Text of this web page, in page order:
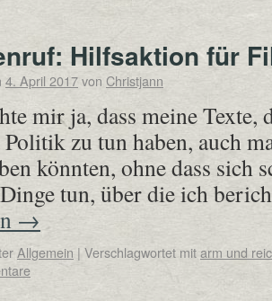
Hilfsaktion für
4. April 2017von Christjann
mir ja, dass meine Texte,
zu tun haben, auch
könnten, ohne dass sich
tun, über die ich
→
Allgemein | Verschlagwortet mitarm und